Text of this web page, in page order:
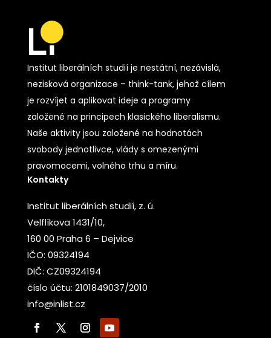
Institut liberálních studií je nestátní, nezávislá,
nezisková organizace – think-tank, jehož cílem
je rozvíjet a aplikovat ideje a programy
založené na principech klasického liberalismu.
Naše aktivity jsou založené na hodnotách
svobody jednotlivce, vlády s omezenými
pravomocemi, volného trhu a míru.
Kontakty
Institut liberálních studií, z. ú.
Velflíkova 1431/10,
160 00 Praha 6 – Dejvice
IČO: 09324194
DIČ: CZ09324194
číslo účtu: 2101849037/2010
info@inlist.cz